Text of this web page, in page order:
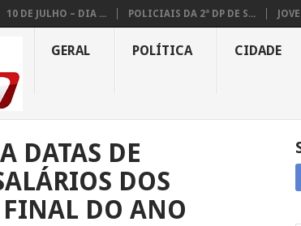
10 DE JULHO – DIA ... POLICIAIS DA 2ª DP DE S...
GERAL POLÍTICA CIDADE
DATAS DE
DOS
FINAL DO ANO